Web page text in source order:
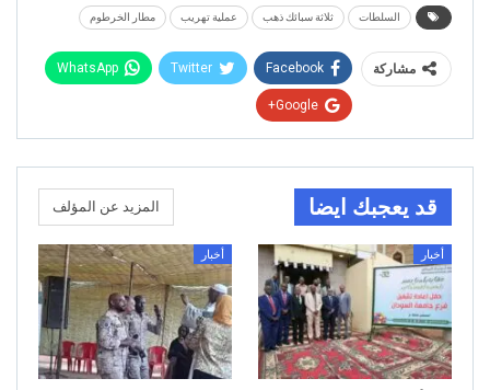
السلطات ثلاثة سبائك ذهب عملية تهريب مطار الخرطوم
مشاركة Facebook
Twitter
WhatsApp
Google+
قد يعجبك ايضا المزيد عن المؤلف
أخبار أخبار